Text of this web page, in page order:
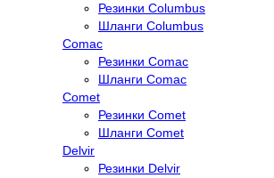
Резинки Columbus
Шланги Columbus
Comac
Резинки Comac
Шланги Comac
Comet
Резинки Comet
Шланги Comet
Delvir
Резинки Delvir